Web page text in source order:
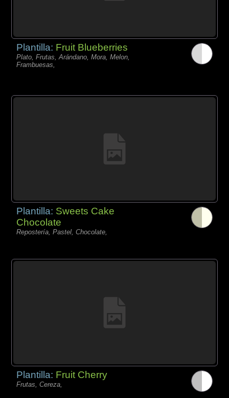
Plantilla: Fruit Blueberries
Plato, Frutas, Arándano, Mora, Melon,
Frambuesas,
Plantilla: Sweets Cake
Chocolate
Repostería, Pastel, Chocolate,
Plantilla: Fruit Cherry
Frutas, Cereza,